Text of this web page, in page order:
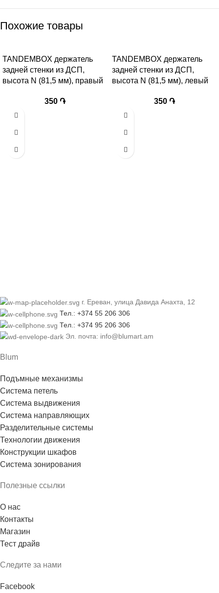
Похожие товары
TANDEMBOX держатель
задней стенки из ДСП,
высота N (81,5 мм), правый
350 ֏
TANDEMBOX держатель
задней стенки из ДСП,
высота N (81,5 мм), левый
350 ֏
г. Ереван, улица Давида Анахта, 12
Тел.: +374 55 206 306
Тел.: +374 95 206 306
Эл. почта: info@blumart.am
Blum
Подъмные механизмы
Система петель
Система выдвижения
Система направляющих
Разделительные системы
Технологии движения
Конструкции шкафов
Система зонирования
Полезные ссылки
О нас
Контакты
Магазин
Тест драйв
Следите за нами
Facebook